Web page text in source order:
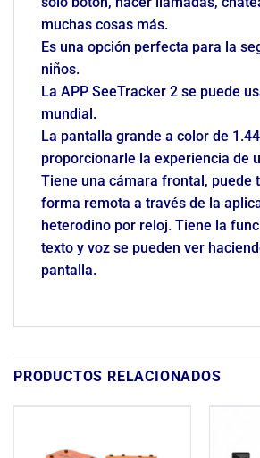
muchas cosas más.
Es una opción perfecta para la
niños.
La APP SeeTracker 2 se puede
mundial.
La pantalla grande a color de
proporcionarle la experiencia de
Tiene una cámara frontal, puede
forma remota a través de la
heterodino por reloj. Tiene la
texto y voz se pueden ver
pantalla.
PRODUCTOS RELACIONADOS